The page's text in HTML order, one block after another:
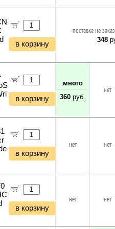
в корзину
поставка на
348
в корзину
много
360 руб.
нет
в корзину
нет нет
в корзину
нет нет